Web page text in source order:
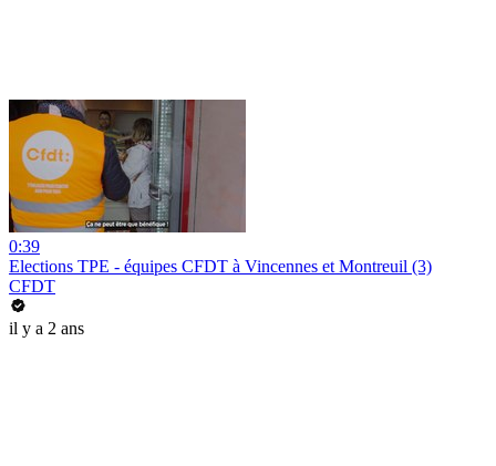
0:39
Elections TPE - équipes CFDT à Vincennes et Montreuil (3)
CFDT
il y a 2 ans